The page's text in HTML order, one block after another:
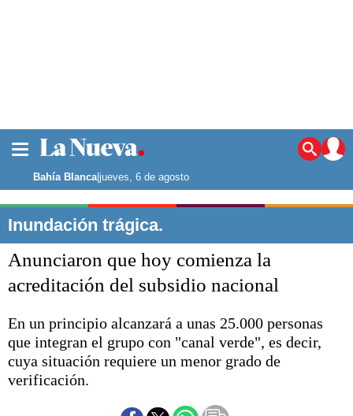
Noticias
La ciudad
Punta Alta
El país
El mundo
Seguridad
Deportes
Escenario Olímpico
Liga del Sur
Básquetbol
Federal A
Bahía Blanca|jueves, 6 de agosto
Inundación trágica.
Anunciaron que hoy comienza la
acreditación del subsidio nacional
En un principio alcanzará a unas 25.000 personas
que integran el grupo con "canal verde", es decir,
cuya situación requiere un menor grado de
verificación.